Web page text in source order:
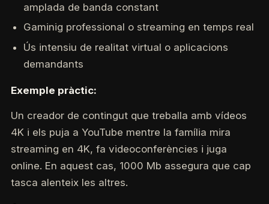
amplada de banda constant
Gaminig professional o streaming en temps real
Ús intensiu de realitat virtual o aplicacions
demandants
Exemple pràctic:
Un creador de contingut que treballa amb vídeos
4K i els puja a YouTube mentre la família mira
streaming en 4K, fa videoconferències i juga
online. En aquest cas, 1000 Mb assegura que cap
tasca alenteix les altres.